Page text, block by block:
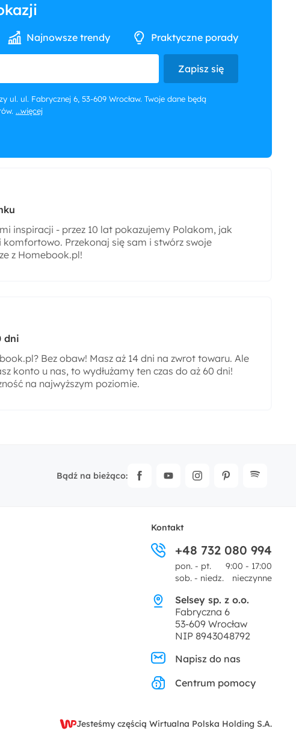
Najnowsze trendy Praktyczne porady
Zapisz się
ul. ul. Fabrycznej 6, 53-609 Wrocław. Twoje dane będą
...więcej
inspiracji - przez 10 lat pokazujemy Polakom, jak
komfortowo. Przekonaj się sam i stwórz swoje
z Homebook.pl!
dni
Bez obaw! Masz aż 14 dni na zwrot towaru. Ale
konto u nas, to wydłużamy ten czas do aż 60 dni!
na najwyższym poziomie.
Bądź na bieżąco:
Kontakt
+48 732 080 994
pon. - pt.
9:00 - 17:00
sob. - niedz.
nieczynne
Selsey sp. z o.o.
Fabryczna 6
53-609 Wrocław
NIP 8943048792
Napisz do nas
Centrum pomocy
Jesteśmy częścią Wirtualna Polska Holding S.A.